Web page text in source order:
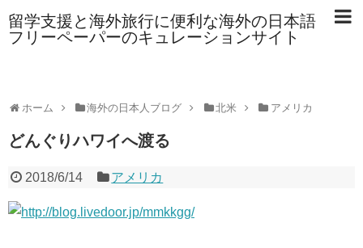
留学支援と海外旅行に便利な海外の日本語
フリーペーパーのキュレーションサイト
ホーム 海外の日本人ブログ 北米 アメリカ
どんぐりハワイへ渡る
2018/6/14 アメリカ